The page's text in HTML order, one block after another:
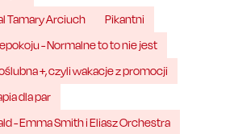
Tamary Arciuch
Pikantni
- Normalne to to nie jest
+, czyli wakacje z promocji
dla par
- Emma Smith i Eliasz Orchestra